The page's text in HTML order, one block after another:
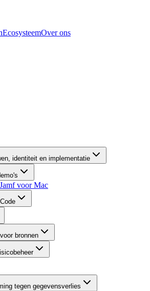
EcosysteemOver ons
identiteit en implementatie
voor Mac
bronnen
tegen gegevensverlies